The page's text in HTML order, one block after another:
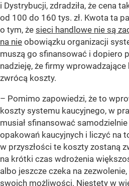
i Dystrybucji, zdradziła, że cena
od 100 do 160 tys. zł. Kwota ta
o tym, że sieci handlowe nie są
na nie obowiązku organizacji
muszą go sfinansować i dopiero
nadzieję, że firmy
zwrócą koszty.
– Pomimo zapowiedzi, że to
koszty systemu kaucyjnego, w
musiał sfinansować
opakowań kaucyjnych i liczyć na
w przyszłości te koszty zostaną
na krótki czas wdrożenia
albo jeszcze czeka na
swoich możliwości. Niestety w